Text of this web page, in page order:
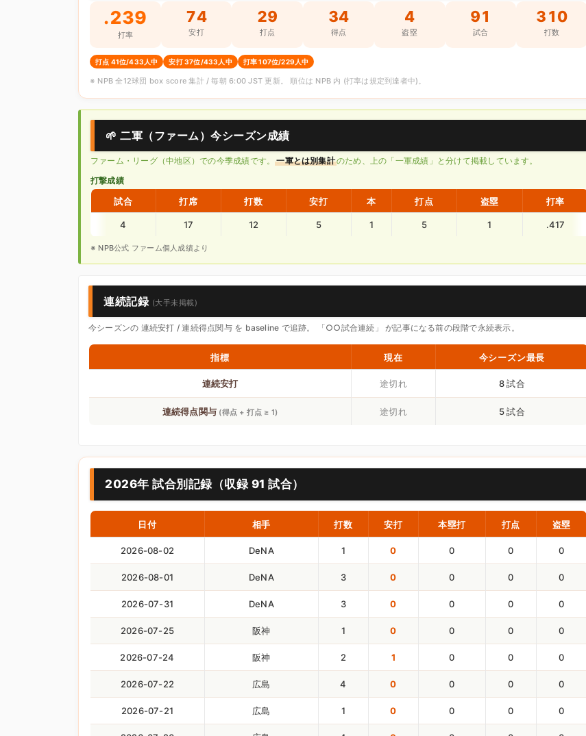
.239
打率
74
安打
29
打点
34
得点
4
盗塁
91
試合
310
打数
打点 41位/433人中 安打 37位/433人中 打率 107位/229人中
※ NPB 全12球団 box score 集計 / 毎朝 6:00 JST 更新。 順位は NPB 内 (打率は規定到達者中)。
🌱 二軍（ファーム）今シーズン成績
ファーム・リーグ（中地区）での今季成績です。一軍とは別集計のため、上の「一軍成績」と分けて掲載しています。
打撃成績
試合 打席 打数 安打 本 打点 盗塁 打率
4 17 12 5 1 5 1 .417
※ NPB公式 ファーム個人成績より
連続記録 (大手未掲載)
今シーズンの 連続安打 / 連続得点関与 を baseline で追跡。 「○○試合連続」 が記事になる前の段階で永続表示。
指標 現在 今シーズン最長
連続安打 途切れ 8 試合
連続得点関与 (得点 + 打点 ≥ 1) 途切れ 5 試合
2026年 試合別記録（収録 91 試合）
日付 相手 打数 安打 本塁打 打点 盗塁
2026-08-02 DeNA 1 0 0 0 0
2026-08-01 DeNA 3 0 0 0 0
2026-07-31 DeNA 3 0 0 0 0
2026-07-25 阪神 1 0 0 0 0
2026-07-24 阪神 2 1 0 0 0
2026-07-22 広島 4 0 0 0 0
2026-07-21 広島 1 0 0 0 0